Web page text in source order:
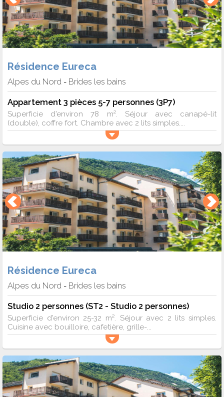
Résidence Eureca
Alpes du Nord - Brides les bains
Appartement 3 pièces 5-7 personnes (3P7)
Superficie d'environ 78 m². Séjour avec canapé-lit
(double), coffre fort. Chambre avec 2 lits simples....
Résidence Eureca
Alpes du Nord - Brides les bains
Studio 2 personnes (ST2 - Studio 2 personnes)
Superficie d'environ 25-32 m². Séjour avec 2 lits simples.
Cuisine avec bouilloire, cafetière, grille-...